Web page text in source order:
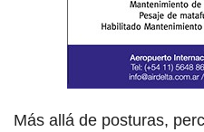
Más allá de posturas,